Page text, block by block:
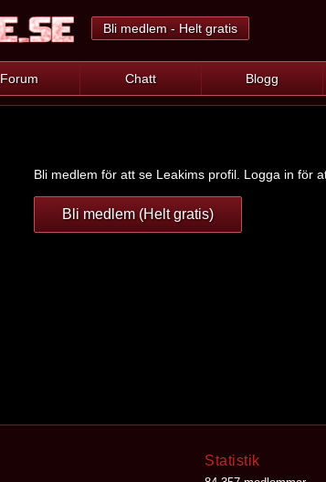
Bli medlem - Helt gratis
Forum Chatt Blogg
Bli medlem för att se Leakims profil. Logga in för
Bli medlem (Helt gratis)
Statistik